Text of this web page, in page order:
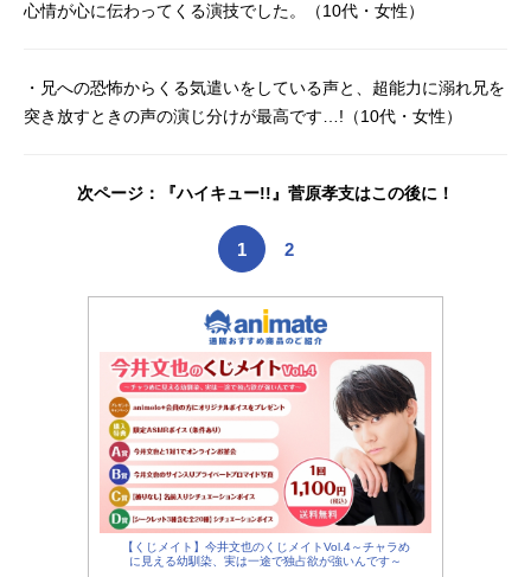
チ：藤村歩暗田トメ：種﨑敦美ツボ
督：立川譲シリーズ構成：瀬古浩司
キャラクターデザイン：亀田祥倫美
清志音響監督：若林和弘音楽：川井
憲次アニメーション制作：ボンズ主
題歌OP：「99」MOBCHOIRED：
「リフレインボーイ」ALLOFF公開
開始年＆季節2016夏アニメ(C)2016O
NE・小学館／「モブサイコ100」製
作委員会『モブサイコ100』公式サイ
ト『モブサイコ100』公式X（Twitte
r） 「モブサイ...
心情が心に伝わってくる演技でした。（10代・女性）
・兄への恐怖からくる気遣いをしている声と、超能力に溺れ兄を
突き放すときの声の演じ分けが最高です…!（10代・女性）
次ページ：『ハイキュー!!』菅原孝支はこの後に！
1 2
【くじメイト】今井文也のくじメイトVol.4～チャラめ
に見える幼馴染、実は一途で独占欲が強いんです～